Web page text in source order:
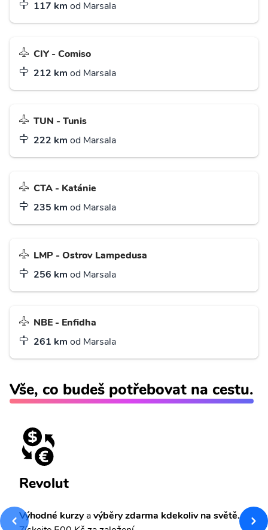
117 km od Marsala
CIY - Comiso
212 km od Marsala
TUN - Tunis
222 km od Marsala
CTA - Katánie
235 km od Marsala
LMP - Ostrov Lampedusa
256 km od Marsala
NBE - Enfidha
261 km od Marsala
Vše, co budeš potřebovat na cestu.
Revolut
Výhodné kurzyavýběry zdarma kdekoliv na světě.